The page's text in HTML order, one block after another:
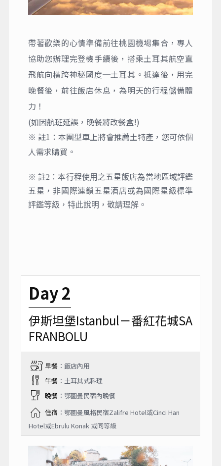
帶著歡樂的心情準備前往桃園機場集合，專人
協助您辦理完登機手續後，搭乘土耳其航空直
飛航向橫跨神秘國度─土耳其。抵達後，用完
晚餐後，前往飯店休息，為明天的行程儲備體
力！
(如因航班延誤，晚餐將改餐盒!)
※ 註1：本團型車上將會推薦土特產，您可依個
人需求購買。
※ 註2：本行程使用之五星飯店為當地區域評鑑
五星，非國際連鎖五星酒店或為國際星級標準
評鑑等級，特此說明，敬請理解。
Day 2
伊斯坦堡Istanbul－番紅花城SA
FRANBOLU
早餐：飯店內用
午餐：土耳其式料理
晚餐：鄂圖曼民宿內晚餐
住宿 ：鄂圖曼風格民宿Zalifre Hotel或Cinci Han
Hotel或Ebrulu Konak 或同等級